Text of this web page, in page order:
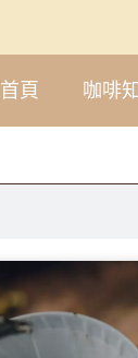
首頁 咖啡